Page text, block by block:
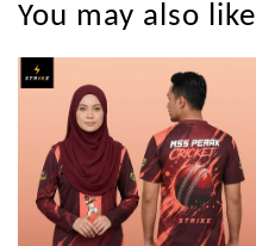
You may also like